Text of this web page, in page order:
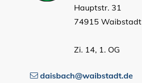
Hauptstr. 31
74915 Waibstadt
Zi. 14, 1. OG
daisbach@waibstadt.de